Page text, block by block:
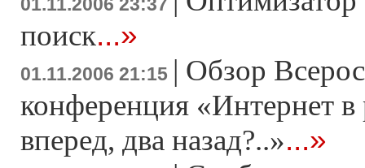
поиск...»
01.11.2006 21:15 | Обзор
конференция «Интернет
вперед, два назад?..»...»